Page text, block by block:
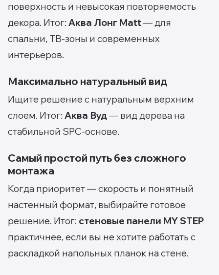
поверхность и невысокая повторяемость
декора. Итог: Аква Лонг Matt — для
спальни, ТВ-зоны и современных
интерьеров.
Максимально натуральный вид
Ищите решение с натуральным верхним
слоем. Итог: Аква Вуд— вид дерева на
стабильной SPC-основе.
Самый простой путь без сложного
монтажа
Когда приоритет — скорость и понятный
настенный формат, выбирайте готовое
решение. Итог: стеновые панели MY STEP
практичнее, если вы не хотите работать с
раскладкой напольных планок на стене.